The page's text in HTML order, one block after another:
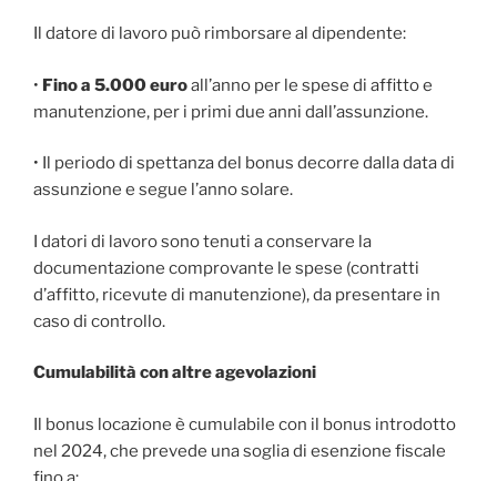
Il datore di lavoro può rimborsare al dipendente:
• Fino a 5.000 euroall’anno per le spese di affitto e
manutenzione, per i primi due anni dall’assunzione.
• Il periodo di spettanza del bonus decorre dalla data di
assunzione e segue l’anno solare.
I datori di lavoro sono tenuti a conservare la
documentazione comprovante le spese (contratti
d’affitto, ricevute di manutenzione), da presentare in
caso di controllo.
Cumulabilità con altre agevolazioni
Il bonus locazione è cumulabile con il bonus introdotto
nel 2024, che prevede una soglia di esenzione fiscale